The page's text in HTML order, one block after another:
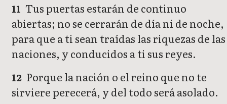
11 Tus puertas estarán de continuo
abiertas; no se cerrarán de día ni de noche,
para que a ti sean traídas las riquezas de las
naciones, y conducidos a ti sus reyes.
12 Porque la nación o el reino que no te
sirviere perecerá, y del todo será asolado.